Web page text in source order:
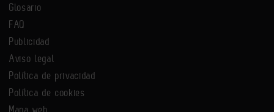
Glosario
FAQ
Publicidad
Aviso legal
Política de privacidad
Política de cookies